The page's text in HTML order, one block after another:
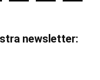
newsletter: